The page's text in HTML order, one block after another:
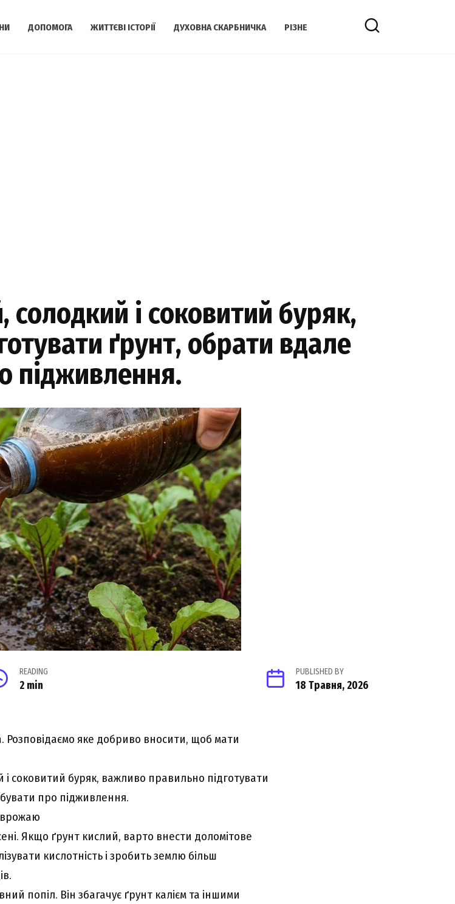
ДОПОМОГА ЖИТТЄВІ ІСТОРІЇ ДУХОВНА СКАРБНИЧКА РІЗНЕ
і соковитий буряк,
ґрунт, обрати вдале
підживлення.
READING
2 min
PUBLISHED BY
18 Травня, 2026
Розповідаємо яке добриво вносити, щоб мати
соковитий буряк, важливо правильно підготувати
про підживлення.
врожаю
Якщо ґрунт кислий, варто внести доломітове
кислотність і зробить землю більш
попіл. Він збагачує ґрунт калієм та іншими